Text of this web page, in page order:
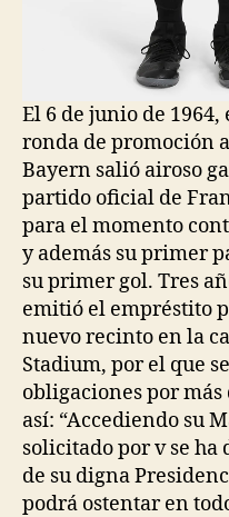
El 6 de junio de
ronda de promoción
Bayern salió airoso
partido oficial de
para el momento
y además su primer
su primer gol. Tres
emitió el empréstito
nuevo recinto en la
Stadium, por el que
obligaciones por más
así: “Accediendo su
solicitado por v se ha
de su digna
podrá ostentar en